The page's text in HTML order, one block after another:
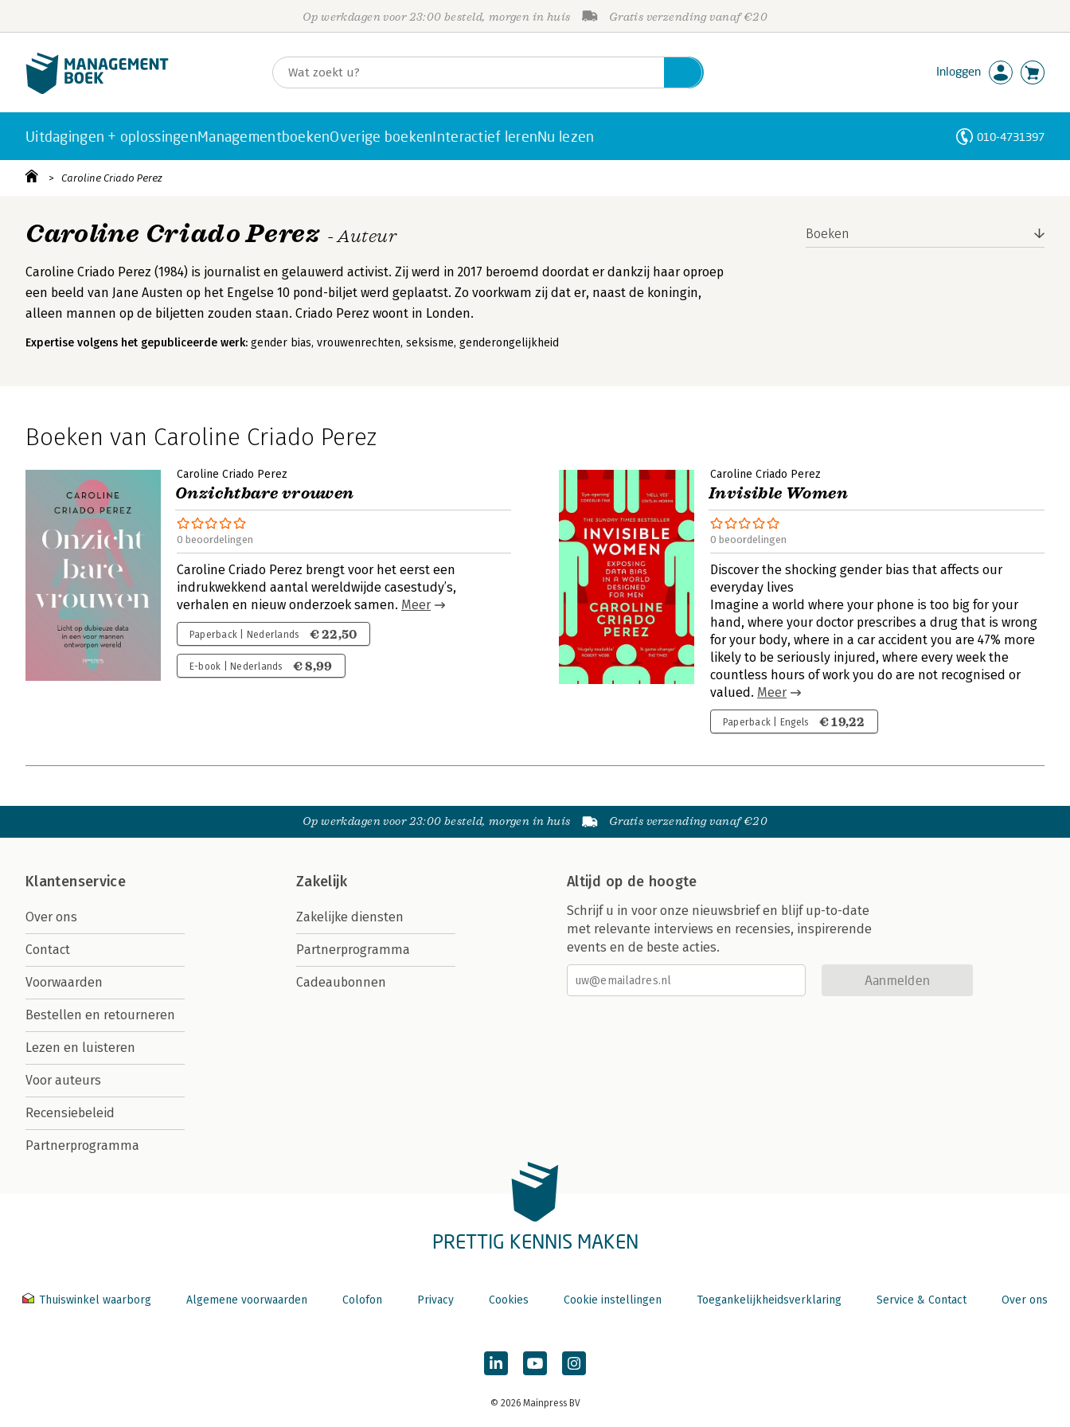
Op werkdagen voor 23:00 besteld, morgen in huis Gratis verzending vanaf €20
Inloggen
Uitdagingen + oplossingenManagementboekenOverige boekenInteractief lerenNu lezen 010-4731397
Caroline Criado Perez
Caroline Criado Perez - Auteur
Caroline Criado Perez (1984) is journalist en gelauwerd activist. Zij werd in 2017 beroemd doordat er dankzij haar oproep
een beeld van Jane Austen op het Engelse 10 pond-biljet werd geplaatst. Zo voorkwam zij dat er, naast de koningin,
alleen mannen op de biljetten zouden staan. Criado Perez woont in Londen.
Expertise volgens het gepubliceerde werk: gender bias, vrouwenrechten, seksisme, genderongelijkheid
Boeken
Boeken van Caroline Criado Perez
Caroline Criado Perez
Onzichtbare vrouwen
0 beoordelingen
Caroline Criado Perez brengt voor het eerst een
indrukwekkend aantal wereldwijde casestudy’s,
verhalen en nieuw onderzoek samen. Meer
Paperback | Nederlands € 22,50
E-book | Nederlands € 8,99
Caroline Criado Perez
Invisible Women
0 beoordelingen
Discover the shocking gender bias that affects our
everyday lives
Imagine a world where your phone is too big for your
hand, where your doctor prescribes a drug that is wrong
for your body, where in a car accident you are 47% more
likely to be seriously injured, where every week the
countless hours of work you do are not recognised or
valued. Meer
Paperback | Engels € 19,22
Op werkdagen voor 23:00 besteld, morgen in huis Gratis verzending vanaf €20
Klantenservice
Over ons
Contact
Voorwaarden
Bestellen en retourneren
Lezen en luisteren
Voor auteurs
Recensiebeleid
Partnerprogramma
Zakelijk
Zakelijke diensten
Partnerprogramma
Cadeaubonnen
Altijd op de hoogte
Schrijf u in voor onze nieuwsbrief en blijf up-to-date
met relevante interviews en recensies, inspirerende
events en de beste acties.
Aanmelden
PRETTIG KENNIS MAKEN
Thuiswinkel waarborg Algemene voorwaarden Colofon Privacy Cookies Cookie instellingen Toegankelijkheidsverklaring Service & Contact Over ons
© 2026 Mainpress BV
Personen